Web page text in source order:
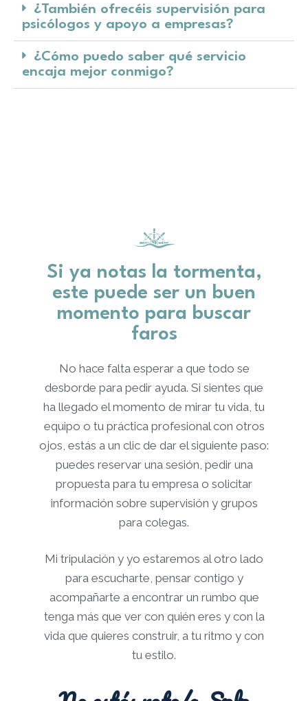
¿También ofrecéis supervisión para
psicólogos y apoyo a empresas?
¿Cómo puedo saber qué servicio
encaja mejor conmigo?
Si ya notas la tormenta,
este puede ser un buen
momento para buscar
faros
No hace falta esperar a que todo se
desborde para pedir ayuda. Si sientes que
ha llegado el momento de mirar tu vida, tu
equipo o tu práctica profesional con otros
ojos, estás a un clic de dar el siguiente paso:
puedes reservar una sesión, pedir una
propuesta para tu empresa o solicitar
información sobre supervisión y grupos
para colegas.​​
Mi tripulación y yo estaremos al otro lado
para escucharte, pensar contigo y
acompañarte a encontrar un rumbo que
tenga más que ver con quién eres y con la
vida que quieres construir, a tu ritmo y con
tu estilo.